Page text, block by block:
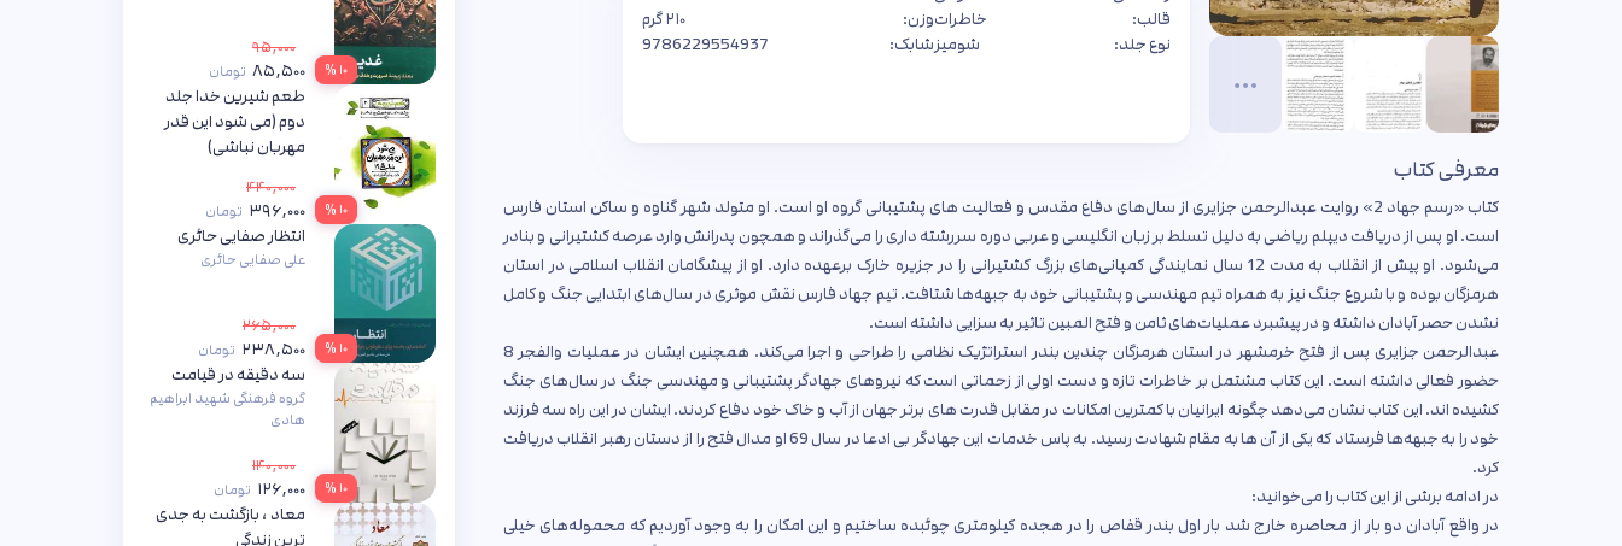
قالب:
خاطرات
نوع جلد:
شومیز
وزن:
۲۱۰ گرم
شابک:
9786229554937
معرفی کتاب
کتاب «رسم جهاد 2» روایت عبدالرحمن جزایری از سال‌های دفاع مقدس و فعالیت های پشتیبانی گروه او است. او متولد شهر گناوه و ساکن استان فارس
است. او پس از دریافت دیپلم ریاضی به دلیل تسلط بر زبان انگلیسی و عربی دوره سررشته داری را می‌گذراند و همچون پدرانش وارد عرصه کشتیرانی و بنادر
می‌شود. او پیش از انقلاب به مدت 12 سال نمایندگی کمپانی‌های بزرگ کشتیرانی را در جزیره خارک برعهده دارد. او از پیشگامان انقلاب اسلامی در استان
هرمزگان بوده و با شروع جنگ نیز به همراه تیم مهندسی و پشتیبانی خود به جبهه‌ها شتافت. تیم جهاد فارس نقش موثری در سال‌های ابتدایی جنگ و کامل
نشدن حصر آبادان داشته و در پیشبرد عملیات‌های ثامن و فتح المبین تاثیر به سزایی داشته است.
عبدالرحمن جزایری پس از فتح خرمشهر در استان هرمزگان چندین بندر استراتژیک نظامی را طراحی و اجرا می‌کند. همچنین ایشان در عملیات والفجر 8
حضور فعالی داشته است. این کتاب مشتمل بر خاطرات تازه و دست اولی از زحماتی است که نیروهای جهادگر پشتیبانی و مهندسی جنگ در سال‌های جنگ
کشیده اند. این کتاب نشان می‌دهد چگونه ایرانیان با کمترین امکانات در مقابل قدرت های برتر جهان از آب و خاک خود دفاع کردند. ایشان در این راه سه فرزند
خود را به جبهه‌ها فرستاد که یکی از آن ها به مقام شهادت رسید. به پاس خدمات این جهادگر بی ادعا در سال 69 او مدال فتح را از دستان رهبر انقلاب دریافت
کرد.
در ادامه برشی از این کتاب را می‌خوانید:
در واقع آبادان دو بار از محاصره خارج شد بار اول بندر قفاص را در هجده کیلومتری چوئبده ساختیم و این امکان را به وجود آوردیم که محموله‌های خیلی
۱۰ %
۹۵,۰۰۰
۸۵,۵۰۰ تومان
۱۰ %
طعم شیرین خدا جلد
دوم (می شود این قدر
مهربان نباشی)
۴۴۰,۰۰۰
۳۹۶,۰۰۰ تومان
۱۰ %
انتظار صفایی حائری
علی صفایی حائری
۲۶۵,۰۰۰
۲۳۸,۵۰۰ تومان
۱۰ %
سه دقیقه در قیامت
گروه فرهنگی شهید ابراهیم
هادی
۱۴۰,۰۰۰
۱۲۶,۰۰۰ تومان
معاد ، بازگشت به جدی
ترین زندگی